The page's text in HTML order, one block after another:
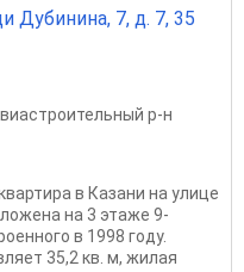
Дубинина, 7, д. 7, 35
р-н
в Казани на улице
на 3 этаже 9-
в 1998 году.
35,2 кв. м, жилая